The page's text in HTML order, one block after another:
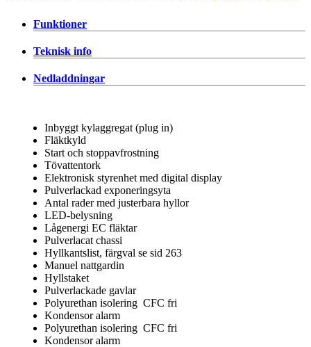
Funktioner
Teknisk info
Nedladdningar
Inbyggt kylaggregat (plug in)
Fläktkyld
Start och stoppavfrostning
Tövattentork
Elektronisk styrenhet med digital display
Pulverlackad exponeringsyta
Antal rader med justerbara hyllor
LED-belysning
Lågenergi EC fläktar
Pulverlacat chassi
Hyllkantslist, färgval se sid 263
Manuel nattgardin
Hyllstaket
Pulverlackade gavlar
Polyurethan isolering CFC fri
Kondensor alarm
Polyurethan isolering CFC fri
Kondensor alarm